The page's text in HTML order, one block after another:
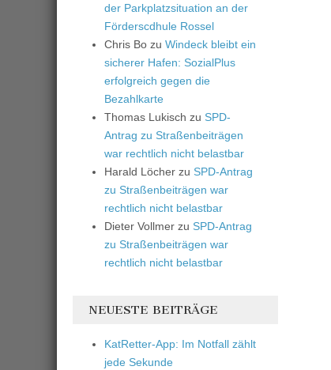
der Parkplatzsituation an der
Förderscdhule Rossel
Chris Bo zu Windeck bleibt ein
sicherer Hafen: SozialPlus
erfolgreich gegen die
Bezahlkarte
Thomas Lukisch zu SPD-
Antrag zu Straßenbeiträgen
war rechtlich nicht belastbar
Harald Löcher zu SPD-Antrag
zu Straßenbeiträgen war
rechtlich nicht belastbar
Dieter Vollmer zu SPD-Antrag
zu Straßenbeiträgen war
rechtlich nicht belastbar
NEUESTE BEITRÄGE
KatRetter-App: Im Notfall zählt
jede Sekunde